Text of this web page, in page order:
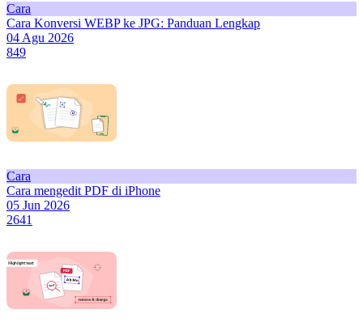
Cara
Cara Konversi WEBP ke JPG: Panduan Lengkap
04 Agu 2026
849
Cara
Cara mengedit PDF di iPhone
05 Jun 2026
2641